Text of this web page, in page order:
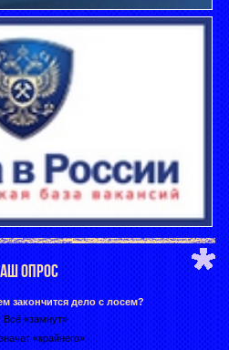
ОПРОС
закончится дело с лосем?
Всё «замнут»
«крайнего»